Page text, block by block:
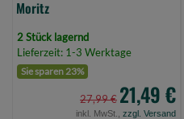
Moritz
2 Stück lagernd
Lieferzeit: 1-3 Werktage
Sie sparen 23%
27,99 € 21,49 €
inkl. MwSt., zzgl. Versand